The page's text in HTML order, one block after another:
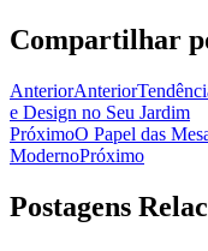
Compartilhar
AnteriorAnterior
e Design no Seu Jardim
PróximoO Papel das
ModernoPróximo
Postagens